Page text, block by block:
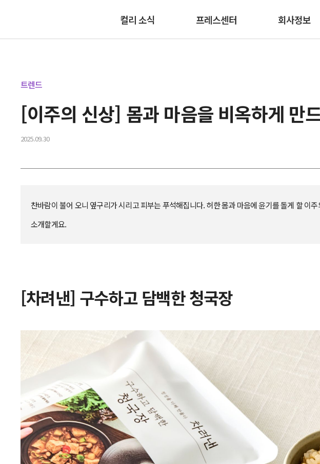
컬리 소식 프레스센터 회사정보
트렌드
[이주의 신상] 몸과 마음을 비옥하게 만
2025.09.30
찬바람이 불어 오니 옆구리가 시리고 피부는 푸석해집니다. 허한 몸과 마음에 윤기를 돌게 할 이
소개할게요.
[차려낸] 구수하고 담백한 청국장